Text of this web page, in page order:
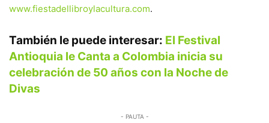
www.fiestadellibroylacultura.com.
También le puede interesar: El Festival
Antioquia le Canta a Colombia inicia su
celebración de 50 años con la Noche de
Divas
- PAUTA -